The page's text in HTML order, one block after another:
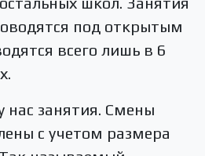
под открытым
всего лишь в 6
нас занятия. Смены
с учетом размера